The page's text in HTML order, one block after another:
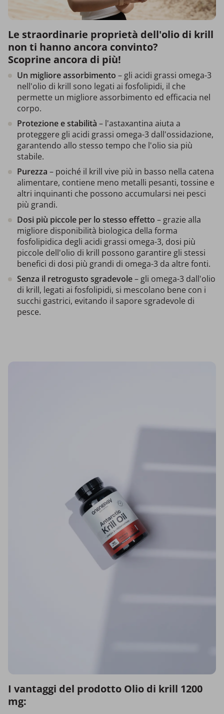
Le straordinarie proprietà dell'olio di krill
non ti hanno ancora convinto?
Scoprine ancora di più!
Un migliore assorbimento – gli acidi grassi omega-3
nell'olio di krill sono legati ai fosfolipidi, il che
permette un migliore assorbimento ed efficacia nel
corpo.
Protezione e stabilità – l'astaxantina aiuta a
proteggere gli acidi grassi omega-3 dall'ossidazione,
garantendo allo stesso tempo che l'olio sia più
stabile.
Purezza – poiché il krill vive più in basso nella catena
alimentare, contiene meno metalli pesanti, tossine e
altri inquinanti che possono accumularsi nei pesci
più grandi.
Dosi più piccole per lo stesso effetto – grazie alla
migliore disponibilità biologica della forma
fosfolipidica degli acidi grassi omega-3, dosi più
piccole dell'olio di krill possono garantire gli stessi
benefici di dosi più grandi di omega-3 da altre fonti.
Senza il retrogusto sgradevole– gli omega-3 dall'olio
di krill, legati ai fosfolipidi, si mescolano bene con i
succhi gastrici, evitando il sapore sgradevole di
pesce.
I vantaggi del prodotto Olio di krill 1200
mg: